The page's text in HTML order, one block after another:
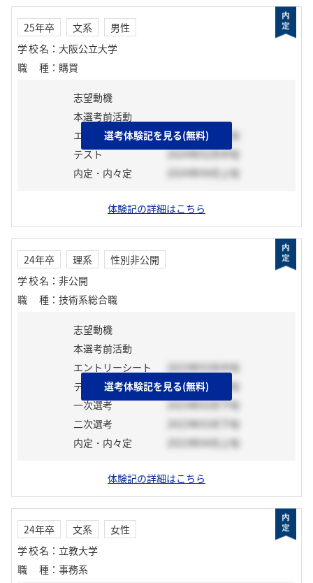
25年卒 文系
男性
学校名 ： 大阪公立大学
職種 ： 購買
志望動機
本選考前活動
エントリーシート
2024年02月上旬
テスト
2024年02月中旬
内定・内々定
2024年04月上旬
体験記の詳細はこちら
選考体験記を見る(無料)
24年卒 理系
性別非公開
学校名 ： 非公開
職種 ： 技術系総合職
志望動機
本選考前活動
エントリーシート
2023年03月中旬
テスト
2023年03月中旬
一次選考
2023年03月下旬
二次選考
2023年03月下旬
内定・内々定
2023年04月上旬
体験記の詳細はこちら
選考体験記を見る(無料)
24年卒 文系
女性
学校名 ： 立教大学
職種 ： 事務系